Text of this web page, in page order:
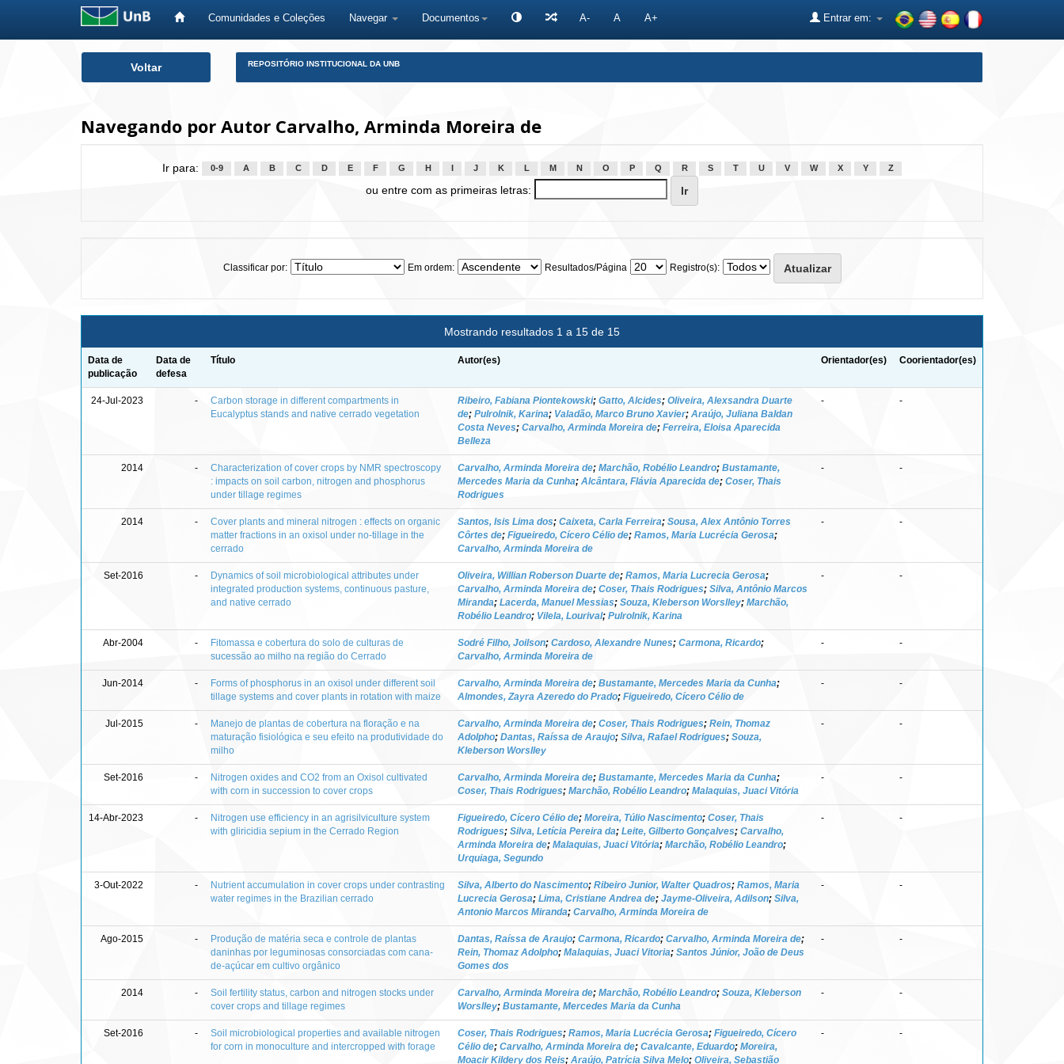
Comunidades e Coleções Navegar Documentos A- A A+ Entrar em:
Voltar REPOSITÓRIO INSTITUCIONAL DA UNB
Navegando por Autor Carvalho, Arminda Moreira de
Ir para: 0-9 A B C D E F G H J K L M N O P Q R S T U V W X Y Z
ou entre com as primeiras letras:
Classificar por: Em ordem: Resultados/Página Registro(s):
Mostrando resultados 1 a 15 de 15
Data de
publicação
Data de
defesa
Título Autor(es) Orientador(es) Coorientador(es)
24-Jul-2023 -
Carbon storage in different compartments in
Eucalyptus stands and native cerrado vegetation
Ribeiro, Fabiana Piontekowski; Gatto, Alcides; Oliveira, Alexsandra Duarte
de; Pulrolnik, Karina; Valadão, Marco Bruno Xavier; Araújo, Juliana Baldan
Costa Neves; Carvalho, Arminda Moreira de; Ferreira, Eloisa Aparecida
Belleza
- -
2014 -
Characterization of cover crops by NMR spectroscopy
: impacts on soil carbon, nitrogen and phosphorus
under tillage regimes
Carvalho, Arminda Moreira de; Marchão, Robélio Leandro; Bustamante,
Mercedes Maria da Cunha; Alcântara, Flávia Aparecida de; Coser, Thais
Rodrigues
- -
2014 -
Cover plants and mineral nitrogen : effects on organic
matter fractions in an oxisol under no-tillage in the
cerrado
Santos, Isis Lima dos; Caixeta, Carla Ferreira; Sousa, Alex Antônio Torres
Côrtes de; Figueiredo, Cícero Célio de; Ramos, Maria Lucrécia Gerosa;
Carvalho, Arminda Moreira de
- -
Set-2016 -
Dynamics of soil microbiological attributes under
integrated production systems, continuous pasture,
and native cerrado
Oliveira, Willian Roberson Duarte de; Ramos, Maria Lucrecia Gerosa;
Carvalho, Arminda Moreira de; Coser, Thais Rodrigues; Silva, Antônio Marcos
Miranda; Lacerda, Manuel Messias; Souza, Kleberson Worslley; Marchão,
Robélio Leandro; Vilela, Lourival; Pulrolnik, Karina
- -
Abr-2004 -
Fitomassa e cobertura do solo de culturas de
sucessão ao milho na região do Cerrado
Sodré Filho, Joilson; Cardoso, Alexandre Nunes; Carmona, Ricardo;
Carvalho, Arminda Moreira de
- -
Jun-2014 -
Forms of phosphorus in an oxisol under different soil
tillage systems and cover plants in rotation with maize
Carvalho, Arminda Moreira de; Bustamante, Mercedes Maria da Cunha;
Almondes, Zayra Azeredo do Prado; Figueiredo, Cícero Célio de
- -
Jul-2015 -
Manejo de plantas de cobertura na floração e na
maturação fisiológica e seu efeito na produtividade do
milho
Carvalho, Arminda Moreira de; Coser, Thais Rodrigues; Rein, Thomaz
Adolpho; Dantas, Raíssa de Araujo; Silva, Rafael Rodrigues; Souza,
Kleberson Worslley
- -
Set-2016 -
Nitrogen oxides and CO2 from an Oxisol cultivated
with corn in succession to cover crops
Carvalho, Arminda Moreira de; Bustamante, Mercedes Maria da Cunha;
Coser, Thais Rodrigues; Marchão, Robélio Leandro; Malaquias, Juaci Vitória
- -
14-Abr-2023 -
Nitrogen use efficiency in an agrisilviculture system
with gliricidia sepium in the Cerrado Region
Figueiredo, Cícero Célio de; Moreira, Túlio Nascimento; Coser, Thais
Rodrigues; Silva, Letícia Pereira da; Leite, Gilberto Gonçalves; Carvalho,
Arminda Moreira de; Malaquias, Juaci Vitória; Marchão, Robélio Leandro;
Urquiaga, Segundo
- -
3-Out-2022 -
Nutrient accumulation in cover crops under contrasting
water regimes in the Brazilian cerrado
Silva, Alberto do Nascimento; Ribeiro Junior, Walter Quadros; Ramos, Maria
Lucrecia Gerosa; Lima, Cristiane Andrea de; Jayme-Oliveira, Adilson; Silva,
Antonio Marcos Miranda; Carvalho, Arminda Moreira de
- -
Ago-2015 -
Produção de matéria seca e controle de plantas
daninhas por leguminosas consorciadas com cana-
de-açúcar em cultivo orgânico
Dantas, Raíssa de Araujo; Carmona, Ricardo; Carvalho, Arminda Moreira de;
Rein, Thomaz Adolpho; Malaquias, Juaci Vitoria; Santos Júnior, João de Deus
Gomes dos
- -
2014 -
Soil fertility status, carbon and nitrogen stocks under
cover crops and tillage regimes
Carvalho, Arminda Moreira de; Marchão, Robélio Leandro; Souza, Kleberson
Worslley; Bustamante, Mercedes Maria da Cunha
- -
Set-2016 -
Soil microbiological properties and available nitrogen
for corn in monoculture and intercropped with forage
Coser, Thais Rodrigues; Ramos, Maria Lucrécia Gerosa; Figueiredo, Cícero
Célio de; Carvalho, Arminda Moreira de; Cavalcante, Eduardo; Moreira,
Moacir Kildery dos Reis; Araújo, Patrícia Silva Melo; Oliveira, Sebastião
- -